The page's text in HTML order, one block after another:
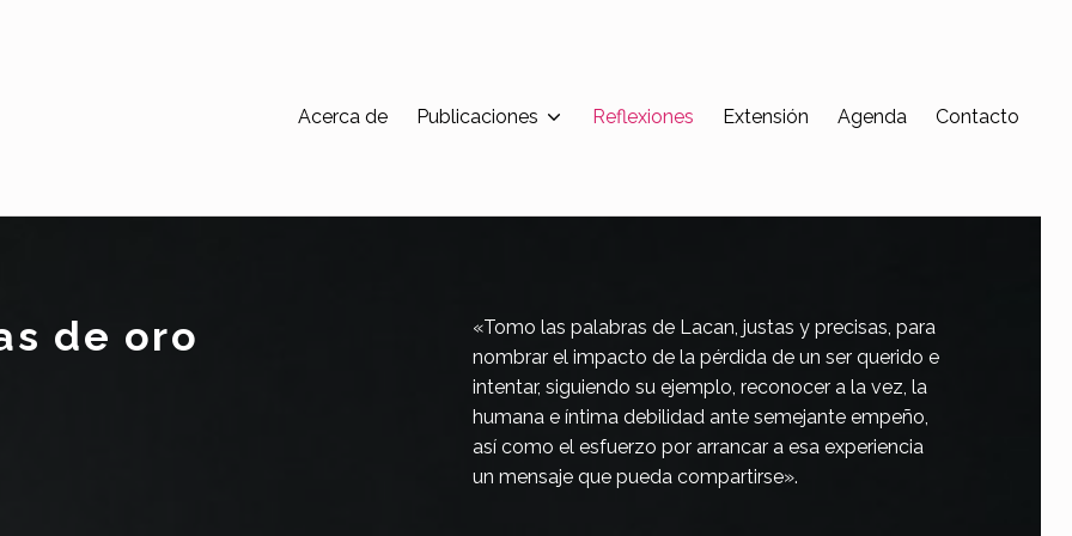
Acerca de Publicaciones Reflexiones Extensión Agenda Contacto
de oro
«Tomo las palabras de Lacan, justas y precisas, para
nombrar el impacto de la pérdida de un ser querido e
intentar, siguiendo su ejemplo, reconocer a la vez, la
humana e íntima debilidad ante semejante empeño,
así como el esfuerzo por arrancar a esa experiencia
un mensaje que pueda compartirse».